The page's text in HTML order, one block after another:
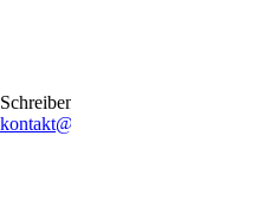
Schreiben Sie uns gerne eine E-Mail
kontakt@stb-becker-zeiler.de